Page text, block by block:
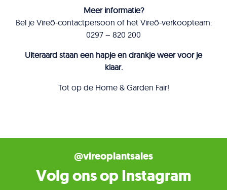
Meer informatie?
Bel je Vireõ-contactpersoon of het Vireõ-verkoopteam:
0297 – 820 200
Uiteraard staan een hapje en drankje weer voor je
klaar.
Tot op de Home & Garden Fair!
@vireoplantsales
Volg ons op Instagram